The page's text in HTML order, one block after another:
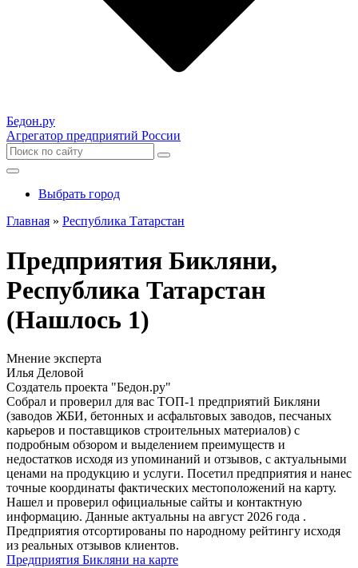
Бедон.ру
Агрегатор предприятий России
Выбрать город
Главная » Республика Татарстан
Предприятия Бикляни,
Республика Татарстан
(Нашлось 1)
Мнение эксперта
Илья Деловой
Создатель проекта "Бедон.ру"
Собрал и проверил для вас ТОП-1 предприятий Бикляни
(заводов ЖБИ, бетонных и асфальтовых заводов, песчаных
карьеров и поставщиков строительных материалов) с
подробным обзором и выделением преимуществ и
недостатков исходя из упоминаний и отзывов, с актуальными
ценами на продукцию и услуги. Посетил предприятия и нанес
точные координаты фактических местоположений на карту.
Нашел и проверил официальные сайты и контактную
информацию. Данные актуальны на август 2026 года .
Предприятия отсортированы по народному рейтингу исходя
из реальных отзывов клиентов.
Предприятия Бикляни на карте